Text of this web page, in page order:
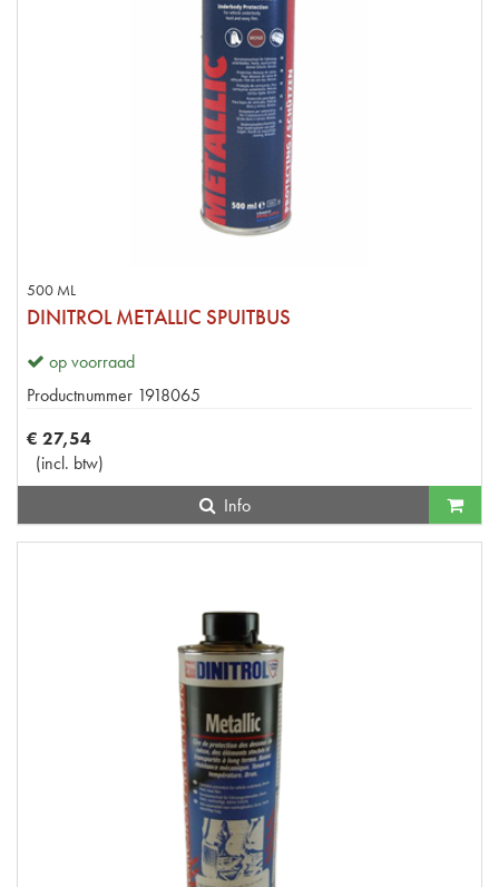
500 ML
DINITROL METALLIC SPUITBUS
op voorraad
Productnummer 1918065
€ 27,54
(incl. btw)
Info